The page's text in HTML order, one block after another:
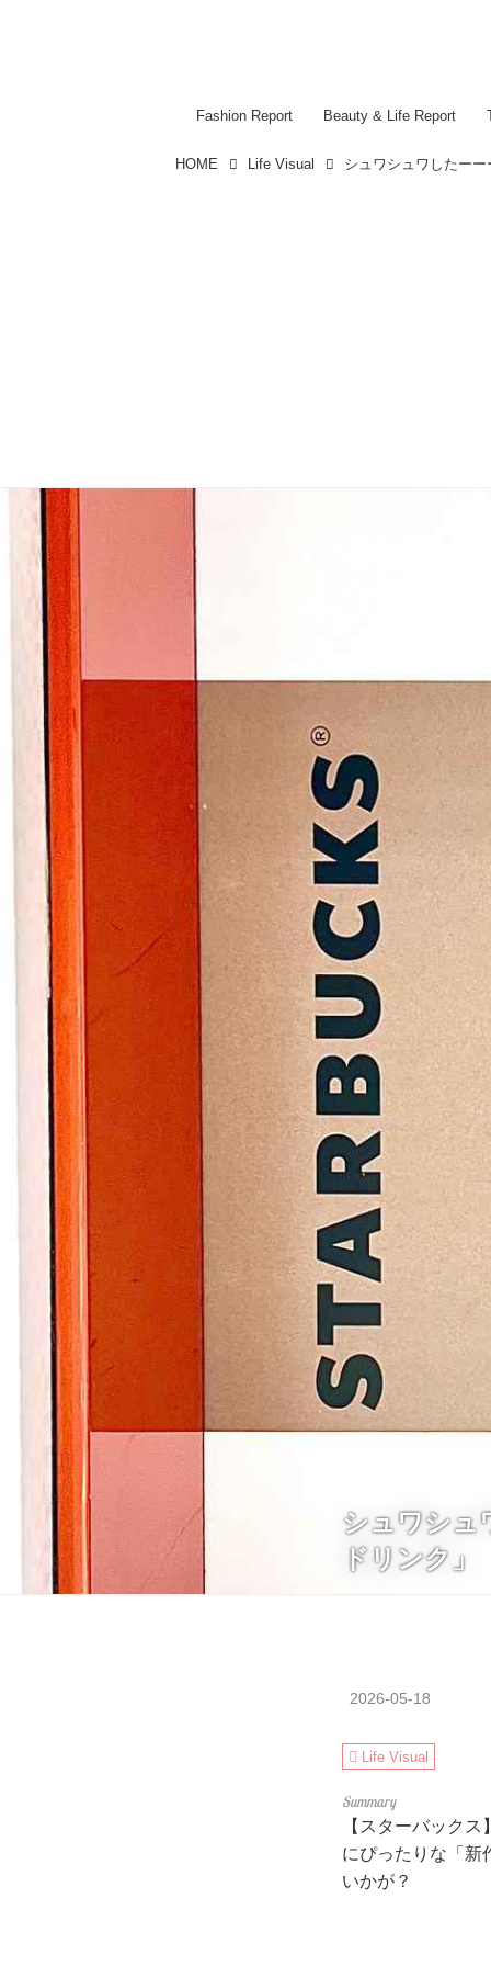
Fashion Report Beauty & Life Report
HOME Life Visual
シュワシュ
ドリンク」
2026-05-18
Life Visual
【スターバック
にぴったりな「新
いかが？